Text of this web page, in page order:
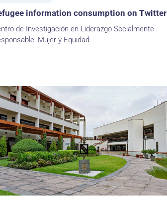
information consumption on Twitter
de Investigación en Liderazgo Socialmente
Mujer y Equidad